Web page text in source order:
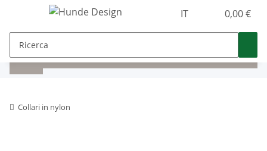
IT 0,00 €
Collari in nylon